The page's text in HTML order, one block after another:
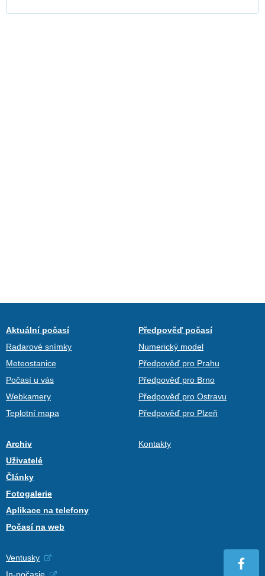
Aktuální počasí
Radarové snímky
Meteostanice
Počasí u vás
Webkamery
Teplotní mapa
Předpověď počasí
Numerický model
Předpověď pro Prahu
Předpověď pro Brno
Předpověď pro Ostravu
Předpověď pro Plzeň
Archiv
Uživatelé
Články
Fotogalerie
Aplikace na telefony
Počasí na web
Kontakty
Ventusky